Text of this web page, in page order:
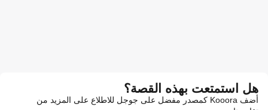
هل استمتعت بهذه القصة؟
أضف Kooora كمصدر مفضل على جوجل للاطلاع على المزيد من